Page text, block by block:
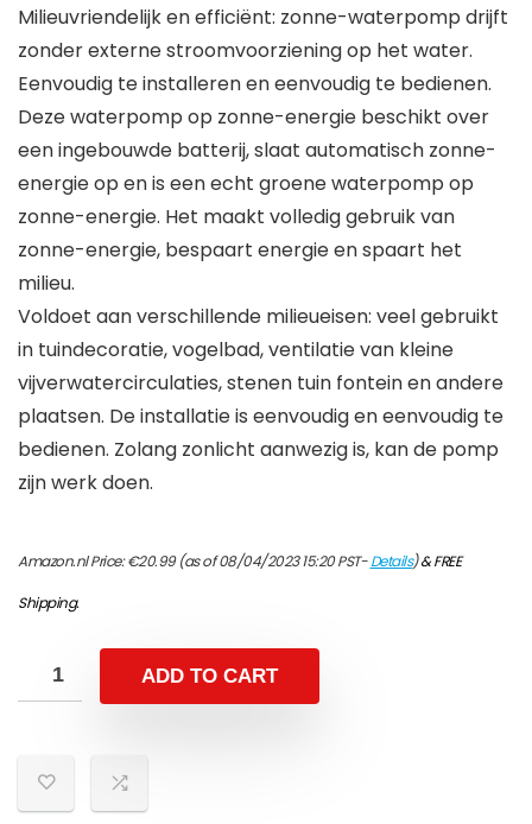
Milieuvriendelijk en efficiënt: zonne-waterpomp drijft
zonder externe stroomvoorziening op het water.
Eenvoudig te installeren en eenvoudig te bedienen.
Deze waterpomp op zonne-energie beschikt over
een ingebouwde batterij, slaat automatisch zonne-
energie op en is een echt groene waterpomp op
zonne-energie. Het maakt volledig gebruik van
zonne-energie, bespaart energie en spaart het
milieu.
Voldoet aan verschillende milieueisen: veel gebruikt
in tuindecoratie, vogelbad, ventilatie van kleine
vijverwatercirculaties, stenen tuin fontein en andere
plaatsen. De installatie is eenvoudig en eenvoudig te
bedienen. Zolang zonlicht aanwezig is, kan de pomp
zijn werk doen.
Amazon.nl Price:€20.99(as of 08/04/2023 15:20 PST-Details)&FREE
Shipping.
ADD TO CART